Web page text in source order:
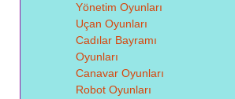
Yönetim Oyunları
Uçan Oyunları
Cadılar Bayramı
Oyunları
Canavar Oyunları
Robot Oyunları